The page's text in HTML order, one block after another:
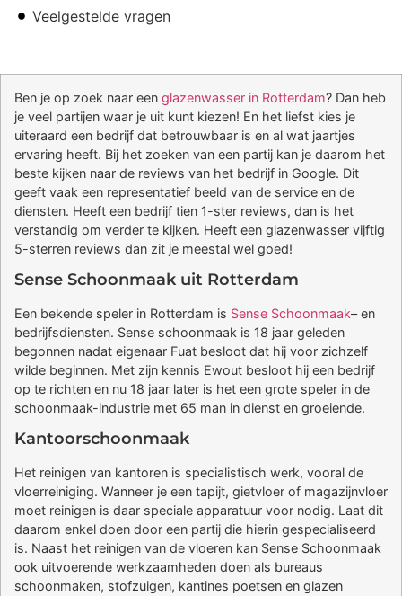
Veelgestelde vragen
Ben je op zoek naar een glazenwasser in Rotterdam? Dan heb
je veel partijen waar je uit kunt kiezen! En het liefst kies je
uiteraard een bedrijf dat betrouwbaar is en al wat jaartjes
ervaring heeft. Bij het zoeken van een partij kan je daarom het
beste kijken naar de reviews van het bedrijf in Google. Dit
geeft vaak een representatief beeld van de service en de
diensten. Heeft een bedrijf tien 1-ster reviews, dan is het
verstandig om verder te kijken. Heeft een glazenwasser vijftig
5-sterren reviews dan zit je meestal wel goed!
Sense Schoonmaak uit Rotterdam
Een bekende speler in Rotterdam is Sense Schoonmaak– en
bedrijfsdiensten. Sense schoonmaak is 18 jaar geleden
begonnen nadat eigenaar Fuat besloot dat hij voor zichzelf
wilde beginnen. Met zijn kennis Ewout besloot hij een bedrijf
op te richten en nu 18 jaar later is het een grote speler in de
schoonmaak-industrie met 65 man in dienst en groeiende.
Kantoorschoonmaak
Het reinigen van kantoren is specialistisch werk, vooral de
vloerreiniging. Wanneer je een tapijt, gietvloer of magazijnvloer
moet reinigen is daar speciale apparatuur voor nodig. Laat dit
daarom enkel doen door een partij die hierin gespecialiseerd
is. Naast het reinigen van de vloeren kan Sense Schoonmaak
ook uitvoerende werkzaamheden doen als bureaus
schoonmaken, stofzuigen, kantines poetsen en glazen